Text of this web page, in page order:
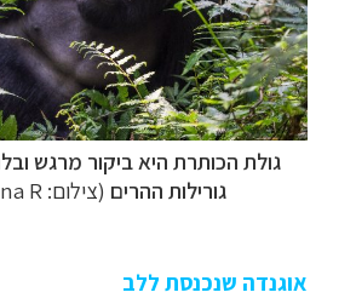
גולת הכותרת היא ביקור מרגש
גורילות ההרים (צילום: R)
אוגנדה שנכנסת ללב